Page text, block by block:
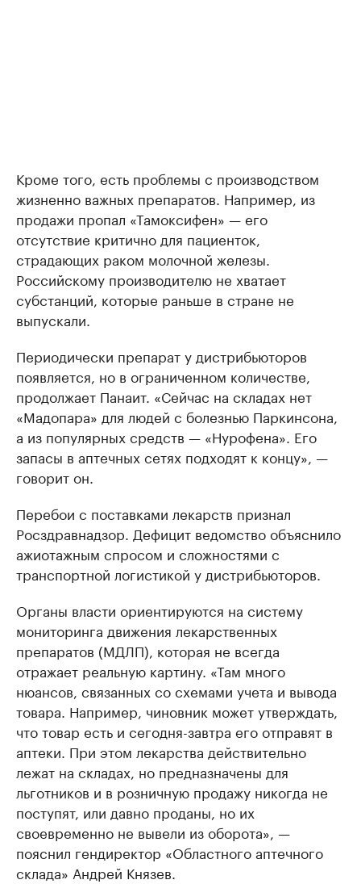
Кроме того, есть проблемы с производством
жизненно важных препаратов. Например, из
продажи пропал «Тамоксифен» — его
отсутствие критично для пациенток,
страдающих раком молочной железы.
Российскому производителю не хватает
субстанций, которые раньше в стране не
выпускали.
Периодически препарат у дистрибьюторов
появляется, но в ограниченном количестве,
продолжает Панаит. «Сейчас на складах нет
«Мадопара» для людей с болезнью Паркинсона,
а из популярных средств — «Нурофена». Его
запасы в аптечных сетях подходят к концу», —
говорит он.
Перебои с поставками лекарств признал
Росздравнадзор. Дефицит ведомство объяснило
ажиотажным спросом и сложностями с
транспортной логистикой у дистрибьюторов.
Органы власти ориентируются на систему
мониторинга движения лекарственных
препаратов (МДЛП), которая не всегда
отражает реальную картину. «Там много
нюансов, связанных со схемами учета и вывода
товара. Например, чиновник может утверждать,
что товар есть и сегодня-завтра его отправят в
аптеки. При этом лекарства действительно
лежат на складах, но предназначены для
льготников и в розничную продажу никогда не
поступят, или давно проданы, но их
своевременно не вывели из оборота», —
пояснил гендиректор «Областного аптечного
склада» Андрей Князев.